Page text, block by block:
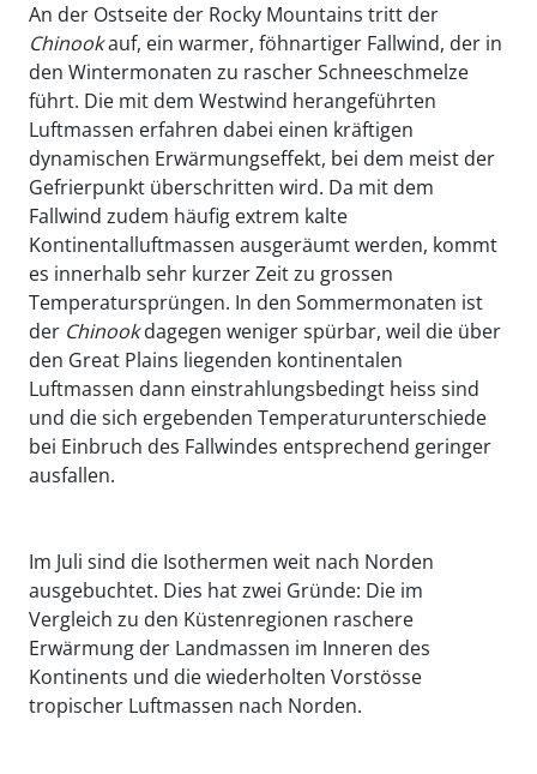
An der Ostseite der Rocky Mountains tritt der
Chinookauf, ein warmer, föhnartiger Fallwind, der in
den Wintermonaten zu rascher Schneeschmelze
führt. Die mit dem Westwind herangeführten
Luftmassen erfahren dabei einen kräftigen
dynamischen Erwärmungseffekt, bei dem meist der
Gefrierpunkt überschritten wird. Da mit dem
Fallwind zudem häufig extrem kalte
Kontinentalluftmassen ausgeräumt werden, kommt
es innerhalb sehr kurzer Zeit zu grossen
Temperatursprüngen. In den Sommermonaten ist
der Chinookdagegen weniger spürbar, weil die über
den Great Plains liegenden kontinentalen
Luftmassen dann einstrahlungsbedingt heiss sind
und die sich ergebenden Temperaturunterschiede
bei Einbruch des Fallwindes entsprechend geringer
ausfallen.
Im Juli sind die Isothermen weit nach Norden
ausgebuchtet. Dies hat zwei Gründe: Die im
Vergleich zu den Küstenregionen raschere
Erwärmung der Landmassen im Inneren des
Kontinents und die wiederholten Vorstösse
tropischer Luftmassen nach Norden.